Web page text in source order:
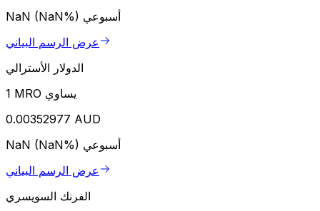
NaN (NaN%) أسبوعي
عرض الرسم البياني
الدولار الأسترالي
1 MRO يساوي
0.00352977 AUD
NaN (NaN%) أسبوعي
عرض الرسم البياني
الفرنك السويسري